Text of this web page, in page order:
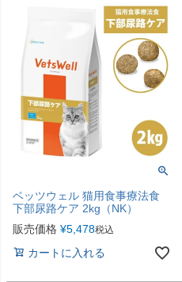
ベッツウェル 猫用食事療法食
下部尿路ケア 2kg（NK）
販売価格 ¥5,478税込
カートに入れる